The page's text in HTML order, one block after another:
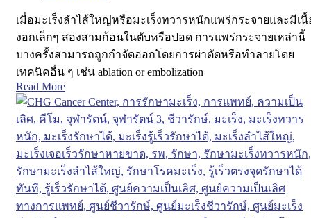
เมื่อมะเร็งลำไส้ใหญ่หรือมะเร็งทวารหนักแพร่กระจายและมีเนื้
งอกเล็กๆ สองสามก้อนในตับหรือปอด การแพร่กระจายเหล่านี้
บางครั้งสามารถถูกกำจัดออกโดยการผ่าตัดหรือทำลายโดย
เทคนิคอื่น ๆ เช่น ablation or embolization
Read More